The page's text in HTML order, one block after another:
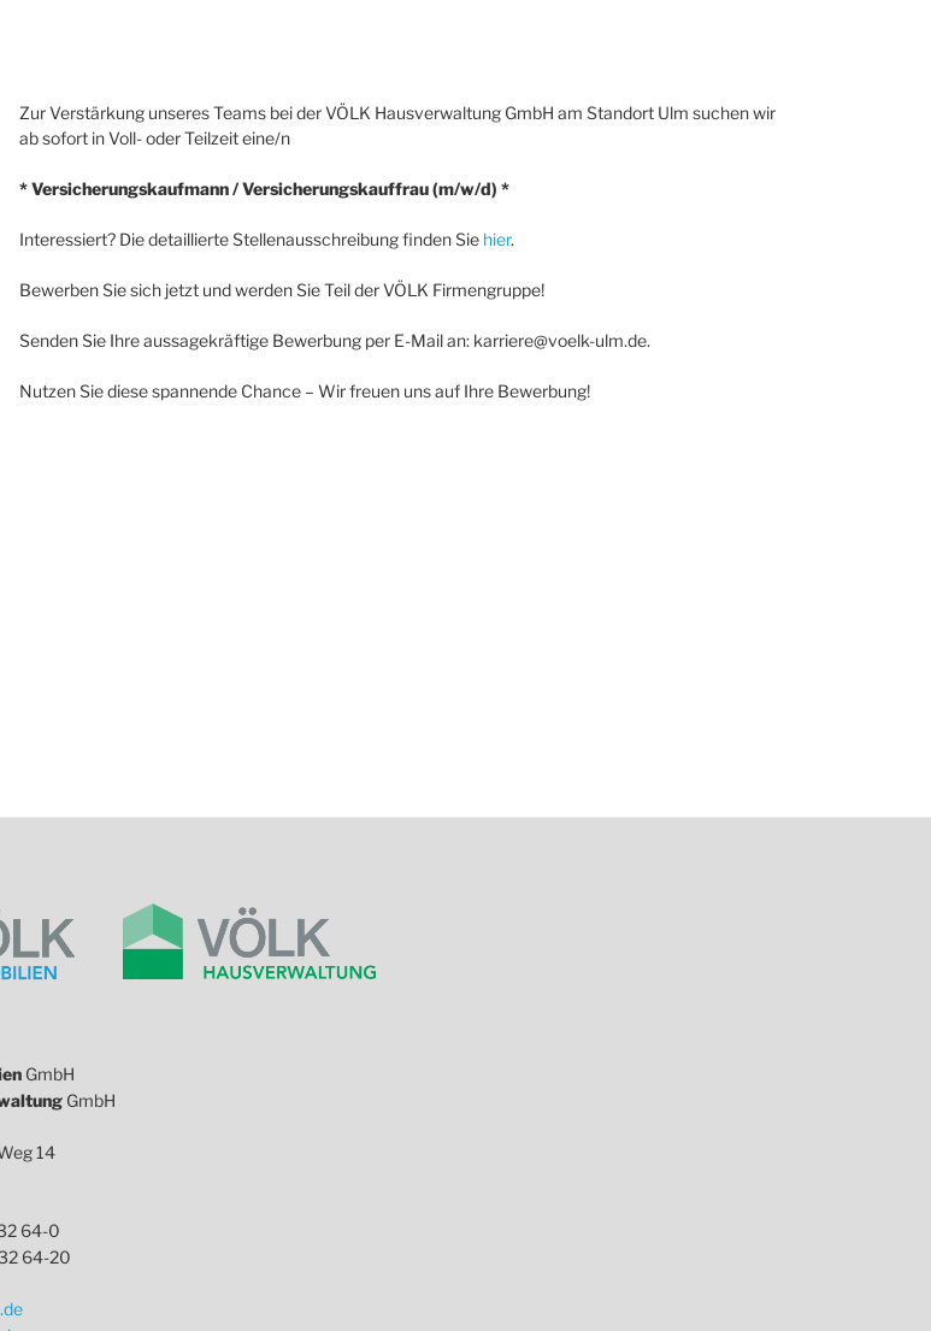
Zur Verstärkung unseres Teams bei der VÖLK Hausverwaltung GmbH am Standort Ulm suchen wir
ab sofort in Voll- oder Teilzeit eine/n
* Versicherungskaufmann / Versicherungskauffrau (m/w/d) *
Interessiert? Die detaillierte Stellenausschreibung finden Sie hier.
Bewerben Sie sich jetzt und werden Sie Teil der VÖLK Firmengruppe!
Senden Sie Ihre aussagekräftige Bewerbung per E-Mail an: karriere@voelk-ulm.de.
Nutzen Sie diese spannende Chance – Wir freuen uns auf Ihre Bewerbung!
GmbH
GmbH
14
64-0
64-20